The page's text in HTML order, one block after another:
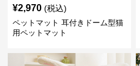
¥2,970 (税込)
ペットマット 耳付きドーム型猫
用ペットマット